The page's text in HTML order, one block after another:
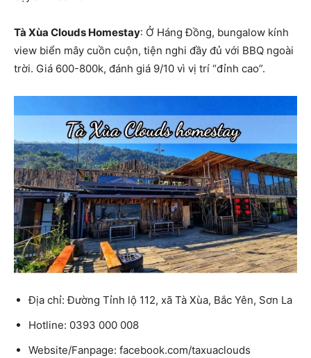
Tà Xùa Clouds Homestay: Ở Háng Đồng, bungalow kính
view biển mây cuồn cuộn, tiện nghi đầy đủ với BBQ ngoài
trời. Giá 600-800k, đánh giá 9/10 vì vị trí “đỉnh cao”.
Địa chỉ: Đường Tỉnh lộ 112, xã Tà Xùa, Bắc Yên, Sơn La
Hotline: 0393 000 008
Website/Fanpage: facebook.com/taxuaclouds